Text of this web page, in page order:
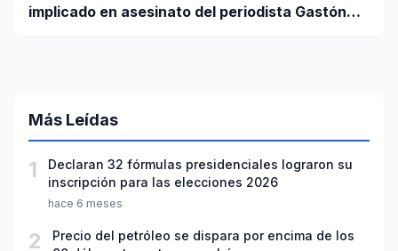
implicado en asesinato del periodista Gastón
Más Leídas
1
Declaran 32 fórmulas presidenciales lograron su
inscripción para las elecciones 2026
hace 6 meses
2
Precio del petróleo se dispara por encima de los